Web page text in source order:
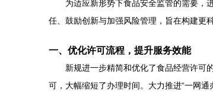
为适应新形势下食品安全监管的需要，
任、鼓励创新与加强风险管理，旨在构建更
一、优化许可流程，提升服务效能
新规进一步精简和优化了食品经营许可
可，大幅缩短了办理时间。大力推进“一网